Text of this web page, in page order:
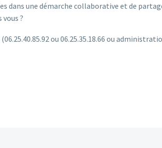
une démarche collaborative et de
?
ou 06.25.35.18.66 ou